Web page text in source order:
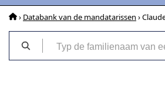
› Databank van de mandatarissen ›